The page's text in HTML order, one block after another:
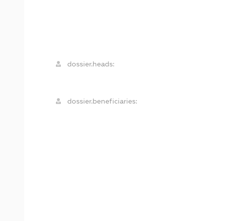
dossier.heads:
dossier.beneficiaries: